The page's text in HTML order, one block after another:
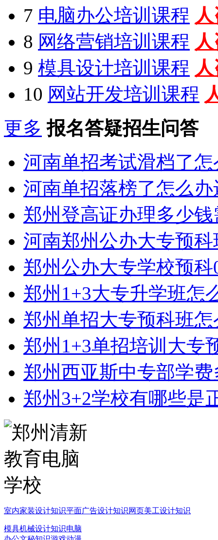
7 电脑办公培训课程
8 网络营销培训课程
9 模具设计培训课程
10 网站开发培训课程
更多 报名答疑招生问答
河南单招考试滑档了
河南单招落榜了怎么
郑州登高证办理多少
河南郑州公办大专预
郑州公办大专学校预
郑州1+3大专升学班怎
郑州单招大专预科班
郑州1+3单招培训大专
郑州西亚斯中专部学
郑州3+2学校有哪些是
室内家装设计知识平面广告设计知识网页美工设计知识
模具机械设计知识电脑